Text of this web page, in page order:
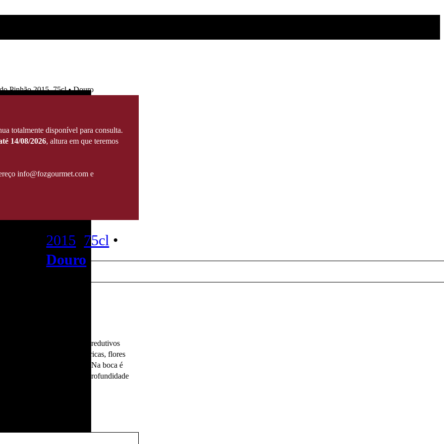
Pinhão 2015, 75cl • Douro
totalmente disponível para consulta.
14/08/2026, altura em que teremos
info@fozgourmet.com e
2015 75cl •
Douro
no nariz os aromas são mais redutivos
de frutas de caroço, cítricas, flores
a notas de pimenta branca. Na boca é
volume e estrutura, grande profundidade